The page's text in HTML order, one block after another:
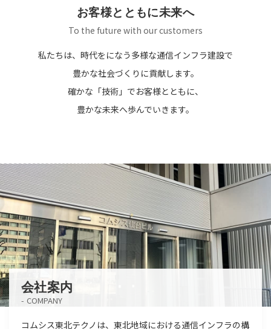
お客様とともに未来へ
To the future with our customers
私たちは、時代をになう 多様な通信インフラ建設で
豊かな社会づくりに貢献します。
確かな「技術」でお客様とともに、
豊かな未来へ歩んでいきます。
会社案内
COMPANY
コムシス東北テクノは、東北地域における通信インフラの構